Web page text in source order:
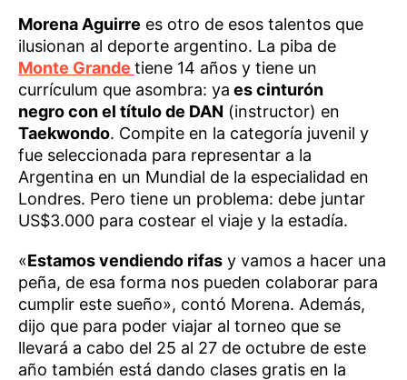
Morena Aguirre es otro de esos talentos que
ilusionan al deporte argentino. La piba de
Monte Grande tiene 14 años y tiene un
currículum que asombra: ya es cinturón
negro con el título de DAN (instructor) en
Taekwondo. Compite en la categoría juvenil y
fue seleccionada para representar a la
Argentina en un Mundial de la especialidad en
Londres. Pero tiene un problema: debe juntar
US$3.000 para costear el viaje y la estadía.
«Estamos vendiendo rifas y vamos a hacer una
peña, de esa forma nos pueden colaborar para
cumplir este sueño», contó Morena. Además,
dijo que para poder viajar al torneo que se
llevará a cabo del 25 al 27 de octubre de este
año también está dando clases gratis en la